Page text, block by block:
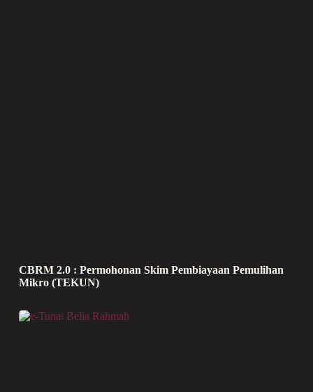
CBRM 2.0 : Permohonan Skim Pembiayaan Pemulihan
Mikro (TEKUN)